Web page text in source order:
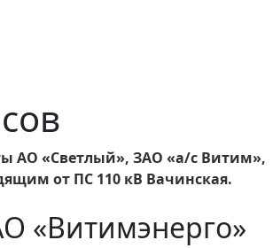
АО «Светлый», ЗАО «а/с Витим»,
от ПС 110 кВ Вачинская.
«Витимэнерго»